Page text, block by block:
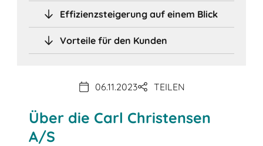
Effizienzsteigerung auf einem Blick
Vorteile für den Kunden
06.11.2023 TEILEN
Über die Carl Christensen
A/S